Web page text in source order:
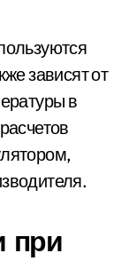
зависят от
в
при